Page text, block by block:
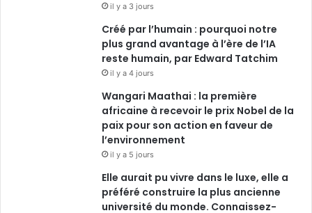
il y a 3 jours
Créé par l’humain : pourquoi notre
plus grand avantage à l’ère de l’IA
reste humain, par Edward Tatchim
il y a 4 jours
Wangari Maathai : la première
africaine à recevoir le prix Nobel de la
paix pour son action en faveur de
l’environnement
il y a 5 jours
Elle aurait pu vivre dans le luxe, elle a
préféré construire la plus ancienne
université du monde. Connaissez-